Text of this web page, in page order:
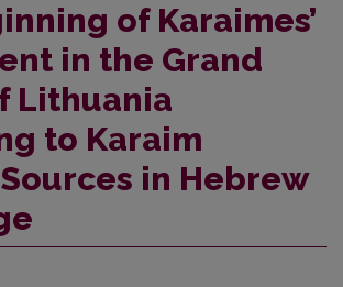
of Karaimes’
in the Grand
Lithuania
to Karaim
in Hebrew